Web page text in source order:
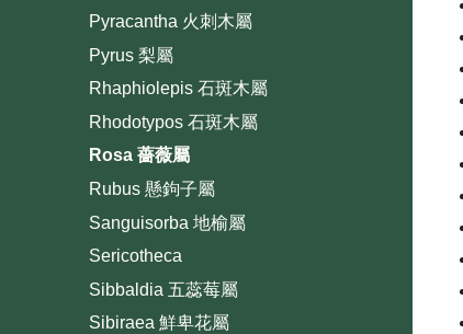
Pyracantha 火刺木屬
Pyrus 梨屬
Rhaphiolepis 石斑木屬
Rhodotypos 石斑木屬
Rosa 薔薇屬
Rubus 懸鉤子屬
Sanguisorba 地榆屬
Sericotheca
Sibbaldia 五蕊莓屬
Sibiraea 鮮卑花屬